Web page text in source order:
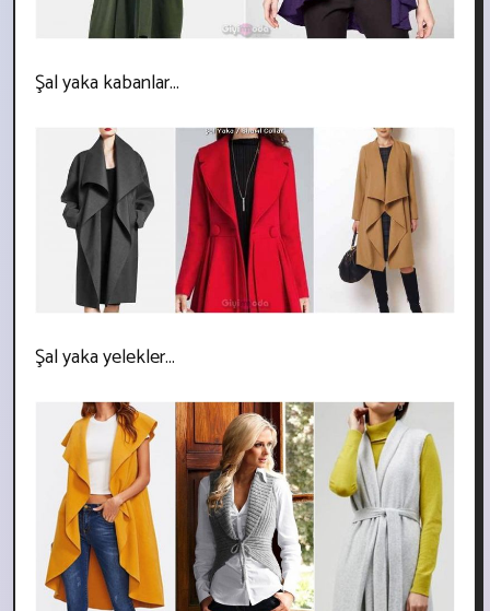
Şal yaka kabanlar...
Şal yaka yelekler...